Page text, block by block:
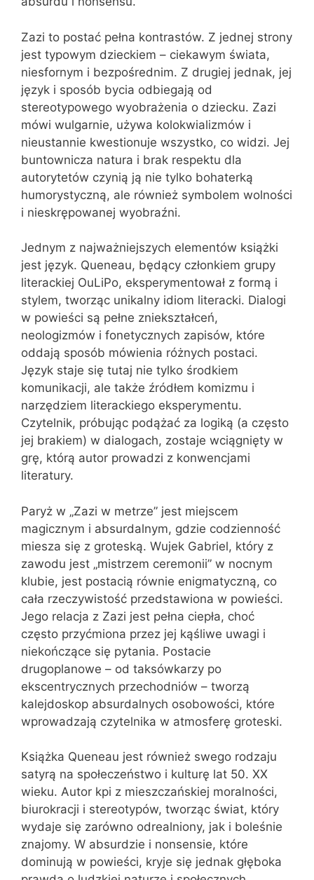
Zazi to postać pełna kontrastów. Z jednej strony
jest typowym dzieckiem – ciekawym świata,
niesfornym i bezpośrednim. Z drugiej jednak, jej
język i sposób bycia odbiegają od
stereotypowego wyobrażenia o dziecku. Zazi
mówi wulgarnie, używa kolokwializmów i
nieustannie kwestionuje wszystko, co widzi. Jej
buntownicza natura i brak respektu dla
autorytetów czynią ją nie tylko bohaterką
humorystyczną, ale również symbolem wolności
i nieskrępowanej wyobraźni.
Jednym z najważniejszych elementów książki
jest język. Queneau, będący członkiem grupy
literackiej OuLiPo, eksperymentował z formą i
stylem, tworząc unikalny idiom literacki. Dialogi
w powieści są pełne zniekształceń,
neologizmów i fonetycznych zapisów, które
oddają sposób mówienia różnych postaci.
Język staje się tutaj nie tylko środkiem
komunikacji, ale także źródłem komizmu i
narzędziem literackiego eksperymentu.
Czytelnik, próbując podążać za logiką (a często
jej brakiem) w dialogach, zostaje wciągnięty w
grę, którą autor prowadzi z konwencjami
literatury.
Paryż w „Zazi w metrze” jest miejscem
magicznym i absurdalnym, gdzie codzienność
miesza się z groteską. Wujek Gabriel, który z
zawodu jest „mistrzem ceremonii” w nocnym
klubie, jest postacią równie enigmatyczną, co
cała rzeczywistość przedstawiona w powieści.
Jego relacja z Zazi jest pełna ciepła, choć
często przyćmiona przez jej kąśliwe uwagi i
niekończące się pytania. Postacie
drugoplanowe – od taksówkarzy po
ekscentrycznych przechodniów – tworzą
kalejdoskop absurdalnych osobowości, które
wprowadzają czytelnika w atmosferę groteski.
Książka Queneau jest również swego rodzaju
satyrą na społeczeństwo i kulturę lat 50. XX
wieku. Autor kpi z mieszczańskiej moralności,
biurokracji i stereotypów, tworząc świat, który
wydaje się zarówno odrealniony, jak i boleśnie
znajomy. W absurdzie i nonsensie, które
dominują w powieści, kryje się jednak głęboka